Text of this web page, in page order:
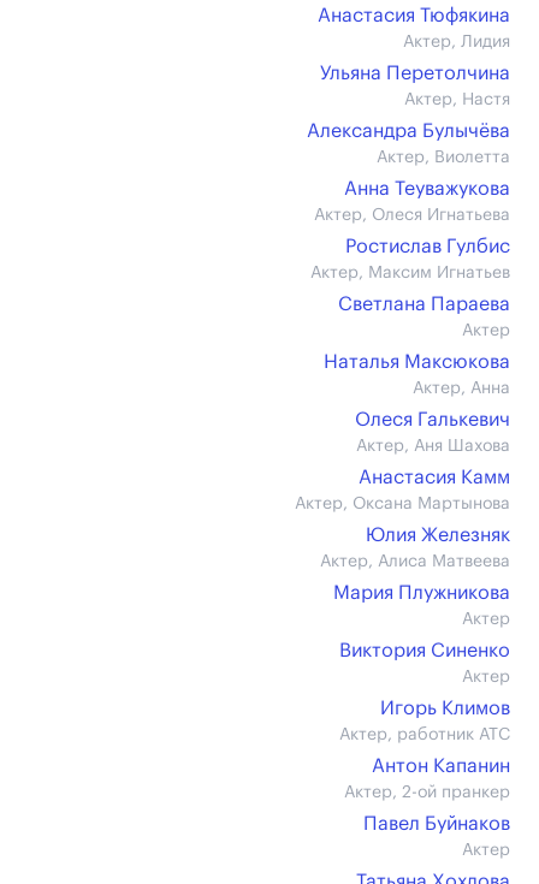
Анастасия Тюфякина
Актер, Лидия
Ульяна Перетолчина
Актер, Настя
Александра Булычёва
Актер, Виолетта
Анна Теуважукова
Актер, Олеся Игнатьева
Ростислав Гулбис
Актер, Максим Игнатьев
Светлана Параева
Актер
Наталья Максюкова
Актер, Анна
Олеся Галькевич
Актер, Аня Шахова
Анастасия Камм
Актер, Оксана Мартынова
Юлия Железняк
Актер, Алиса Матвеева
Мария Плужникова
Актер
Виктория Синенко
Актер
Игорь Климов
Актер, работник АТС
Антон Капанин
Актер, 2-ой пранкер
Павел Буйнаков
Актер